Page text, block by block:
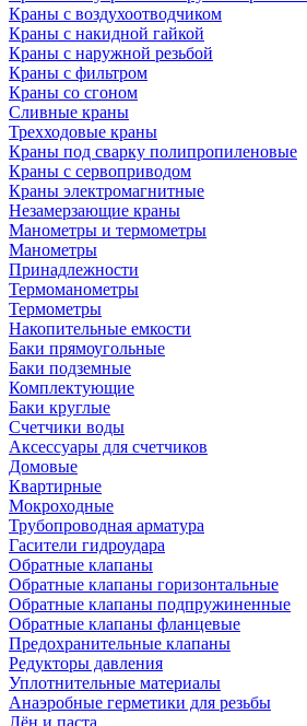
Краны с воздухоотводчиком
Краны с накидной гайкой
Краны с наружной резьбой
Краны с фильтром
Краны со сгоном
Сливные краны
Трехходовые краны
Краны под сварку полипропиленовые
Краны с сервоприводом
Краны электромагнитные
Незамерзающие краны
Манометры и термометры
Манометры
Принадлежности
Термоманометры
Термометры
Накопительные емкости
Баки прямоугольные
Баки подземные
Комплектующие
Баки круглые
Счетчики воды
Аксессуары для счетчиков
Домовые
Квартирные
Мокроходные
Трубопроводная арматура
Гасители гидроудара
Обратные клапаны
Обратные клапаны горизонтальные
Обратные клапаны подпружиненные
Обратные клапаны фланцевые
Предохранительные клапаны
Редукторы давления
Уплотнительные материалы
Анаэробные герметики для резьбы
Лён и паста